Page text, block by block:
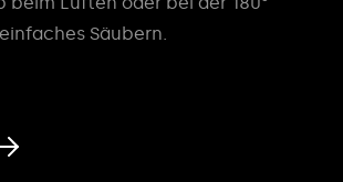
Säubern.